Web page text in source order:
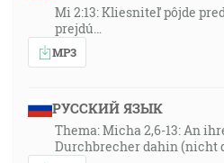
Mi 2:13: Kliesniteľ pôjde
prejdú…
MP3
РУССКИЙ ЯЗЫК
Thema: Micha 2,6-13: An
Durchbrecher dahin (nicht